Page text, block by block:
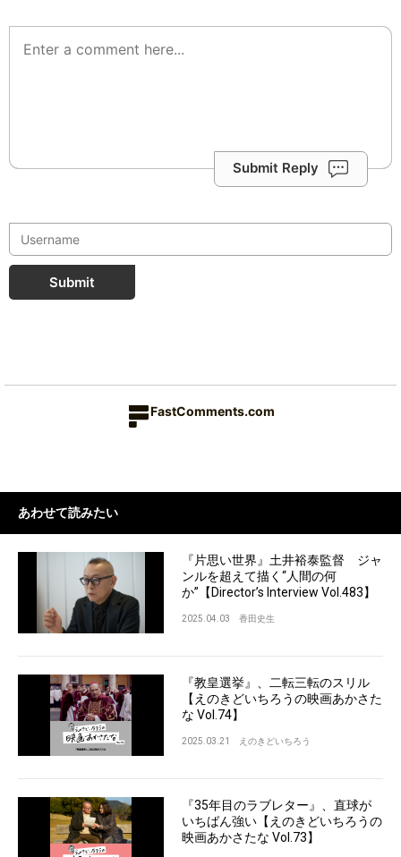
Submit Reply
Submit
FastComments.com
あわせて読みたい
『片思い世界』土井裕泰監督 ジャ
ンルを超えて描く“人間の何
か”【Director’s Interview Vol.483】
2025.04.03 香田史生
『教皇選挙』、二転三転のスリル
【えのきどいちろうの映画あかさた
な Vol.74】
2025.03.21 えのきどいちろう
『35年目のラブレター』、直球が
いちばん強い【えのきどいちろうの
映画あかさたな Vol.73】